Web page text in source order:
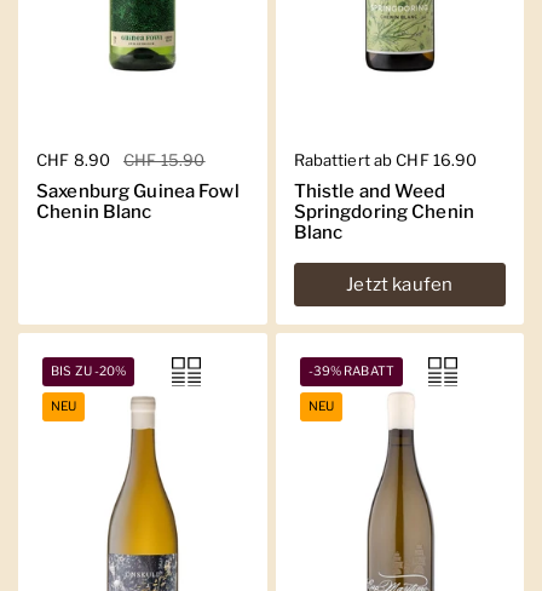
Regulärer Preis
CHF 8.90 Sale-Preis
CHF 15.90
Saxenburg Guinea Fowl
Chenin Blanc
Regulärer Preis
Rabattiert ab CHF 16.90
Thistle and Weed
Springdoring Chenin
Blanc
Jetzt kaufen
BIS ZU -20%
NEU
-39% RABATT
NEU